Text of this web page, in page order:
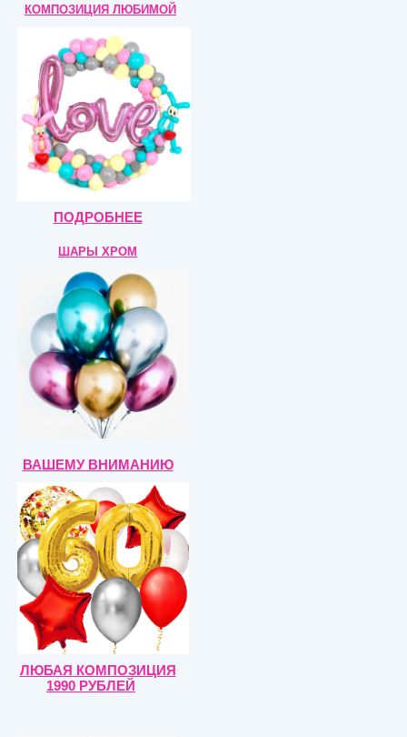
КОМПОЗИЦИЯ ЛЮБИМОЙ
ПОДРОБНЕЕ
ШАРЫ ХРОМ
ВАШЕМУ ВНИМАНИЮ
ЛЮБАЯ КОМПОЗИЦИЯ
1990 РУБЛЕЙ